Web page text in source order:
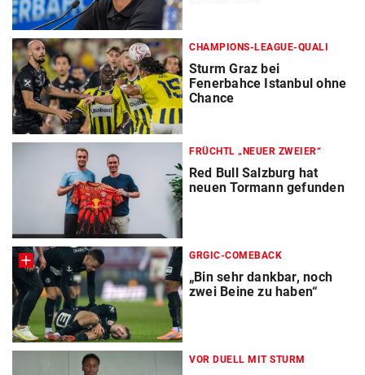
CHAMPIONS-LEAGUE-QUALI
Sturm Graz bei
Fenerbahce Istanbul ohne
Chance
FRÜCHTL „NEUER ZWEIER“
Red Bull Salzburg hat
neuen Tormann gefunden
GRGIC-COMEBACK
„Bin sehr dankbar, noch
zwei Beine zu haben“
VOR DUELL MIT STURM